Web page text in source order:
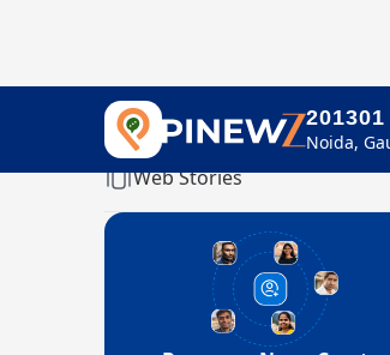
201301
Home
Web Stories